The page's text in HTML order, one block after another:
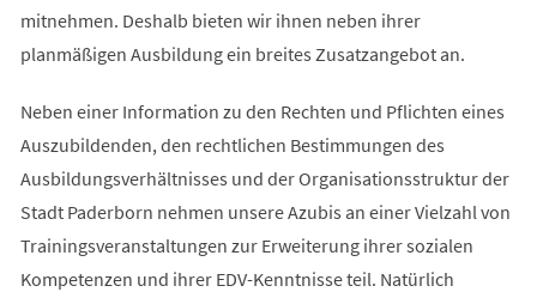
mitnehmen. Deshalb bieten wir ihnen neben ihrer
planmäßigen Ausbildung ein breites Zusatzangebot an.
Neben einer Information zu den Rechten und Pflichten eines
Auszubildenden, den rechtlichen Bestimmungen des
Ausbildungsverhältnisses und der Organisationsstruktur der
Stadt Paderborn nehmen unsere Azubis an einer Vielzahl von
Trainingsveranstaltungen zur Erweiterung ihrer sozialen
Kompetenzen und ihrer EDV-Kenntnisse teil. Natürlich